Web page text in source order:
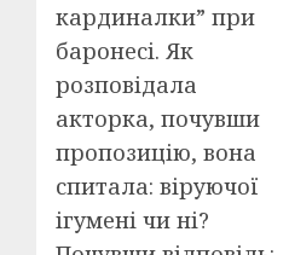
кардиналки” при
баронесі. Як
розповідала
акторка, почувши
пропозицію, вона
спитала: віруючої
ігумені чи ні?